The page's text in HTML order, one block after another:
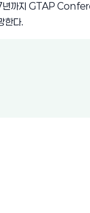
년까지 GTAP
한다.